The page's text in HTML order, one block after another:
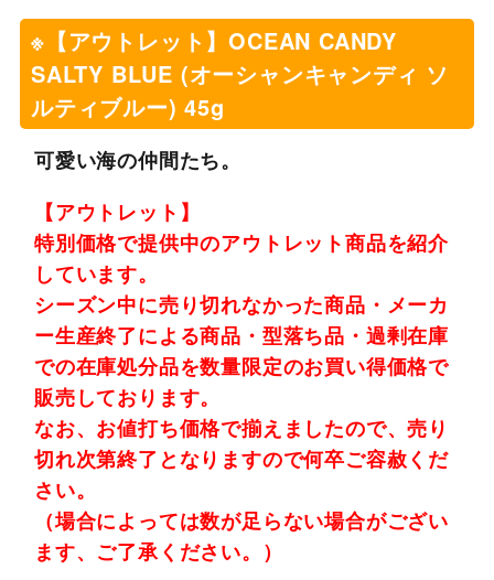
※【アウトレット】OCEAN CANDY
SALTY BLUE (オーシャンキャンディ ソ
ルティブルー) 45g
可愛い海の仲間たち。
【アウトレット】
特別価格で提供中のアウトレット商品を紹介
しています。
シーズン中に売り切れなかった商品・メーカ
ー生産終了による商品・型落ち品・過剰在庫
での在庫処分品を数量限定のお買い得価格で
販売しております。
なお、お値打ち価格で揃えましたので、売り
切れ次第終了となりますので何卒ご容赦くだ
さい。
（場合によっては数が足らない場合がござい
ます、ご了承ください。）